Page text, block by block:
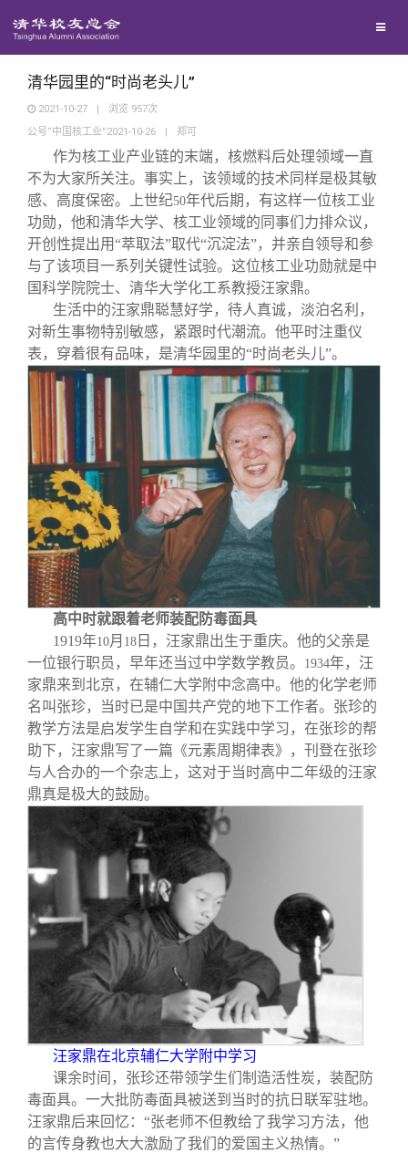
西南联大校友会
义工计划
新媒体平台
青春风采
校友文苑
校友讲坛
校友视界
校友服务
终身学习
信息化服务
三创大赛
实用信息
校友总会
总会简介
会长致辞
总会章程
理事会名单
制度法规
联系我们
关闭
清华园里的“时尚老头儿”
2021-10-27 | 浏览 957次
公号“中国核工业”2021-10-26
| 郑可
作为核工业产业链的末端，核燃料后处理领域一直
不为大家所关注。事实上，该领域的技术同样是极其敏
感、高度保密。上世纪50年代后期，有这样一位核工业
功勋，他和清华大学、核工业领域的同事们力排众议，
开创性提出用“萃取法”取代“沉淀法”，并亲自领导和参
与了该项目一系列关键性试验。这位核工业功勋就是中
国科学院院士、清华大学化工系教授汪家鼎。
生活中的汪家鼎聪慧好学，待人真诚，淡泊名利，
对新生事物特别敏感，紧跟时代潮流。他平时注重仪
表，穿着很有品味，是清华园里的“时尚老头儿”。
高中时就跟着老师装配防毒面具
1919年10月 18 日，汪家鼎出生于重庆。他的父亲是
一位银行职员，早年还当过中学数学教员。
1934年，汪
家鼎来到北京，在辅仁大学附中念高中。他的化学老师
名叫张珍，当时已是中国共产党的地下工作者。张珍的
教学方法是启发学生自学和在实践中学习，在张珍的帮
助下，汪家鼎写了一篇《元素周期律表》，刊登在张珍
与人合办的一个杂志上，这对于当时高中二年级的汪家
鼎真是极大的鼓励。
汪家鼎在北京辅仁大学附中学习
课余时间，张珍还带领学生们制造活性炭，装配防
毒面具。一大批防毒面具被送到当时的抗日联军驻地。
汪家鼎后来回忆：“张老师不但教给了我学习方法，他
的言传身教也大大激励了我们的爱国主义热情。”